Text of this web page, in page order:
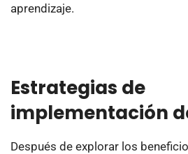
aprendizaje.
Estrategias de
implementación
Después de explorar los